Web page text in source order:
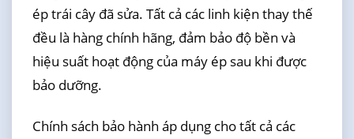
ép trái cây đã sửa. Tất cả các linh kiện thay thế
đều là hàng chính hãng, đảm bảo độ bền và
hiệu suất hoạt động của máy ép sau khi được
bảo dưỡng.
Chính sách bảo hành áp dụng cho tất cả các